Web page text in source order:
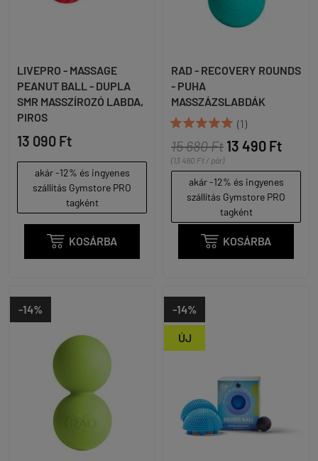
LIVEPRO - MASSAGE
PEANUT BALL - DUPLA
SMR MASSZÍROZÓ LABDA,
PIROS
13 090 Ft
akár -12% és ingyenes
szállítás Gymstore PRO
tagként
 KOSÁRBA
RAD - RECOVERY ROUNDS
- PUHA
MASSZÁZSLABDÁK
 (1)
15 680 Ft 13 490 Ft
(13 490 Ft / pár)
akár -12% és ingyenes
szállítás Gymstore PRO
tagként
 KOSÁRBA
-14%
ÚJ
-14%